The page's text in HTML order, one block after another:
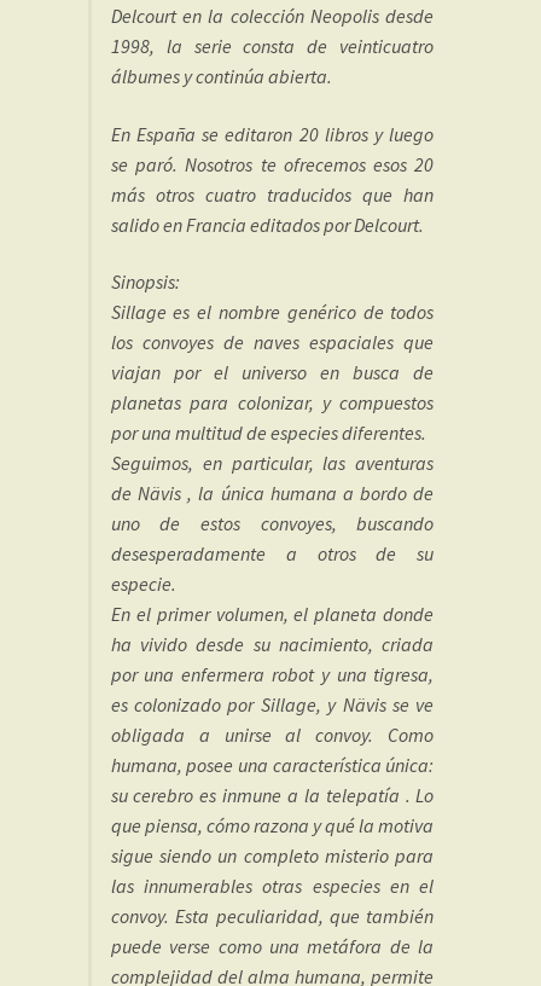
Delcourt en la colección Neopolis desde
1998, la serie consta de veinticuatro
álbumes y continúa abierta.
En España se editaron 20 libros y luego
se paró. Nosotros te ofrecemos esos 20
más otros cuatro traducidos que han
salido en Francia editados por Delcourt.
Sinopsis:
Sillage es el nombre genérico de todos
los convoyes de naves espaciales que
viajan por el universo en busca de
planetas para colonizar, y compuestos
por una multitud de especies diferentes.
Seguimos, en particular, las aventuras
de Nävis , la única humana a bordo de
uno de estos convoyes, buscando
desesperadamente a otros de su
especie.
En el primer volumen, el planeta donde
ha vivido desde su nacimiento, criada
por una enfermera robot y una tigresa,
es colonizado por Sillage, y Nävis se ve
obligada a unirse al convoy. Como
humana, posee una característica única:
su cerebro es inmune a la telepatía . Lo
que piensa, cómo razona y qué la motiva
sigue siendo un completo misterio para
las innumerables otras especies en el
convoy. Esta peculiaridad, que también
puede verse como una metáfora de la
complejidad del alma humana, permite